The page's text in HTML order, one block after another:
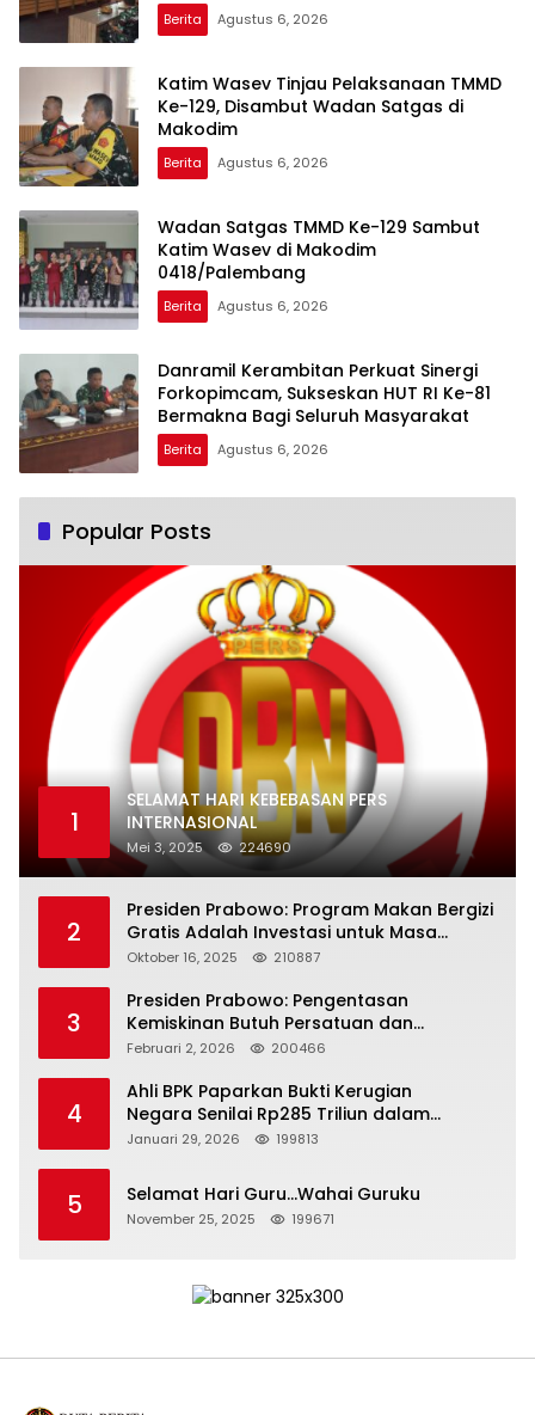
Berita Agustus 6, 2026
Katim Wasev Tinjau Pelaksanaan TMMD
Ke-129, Disambut Wadan Satgas di
Makodim
Berita Agustus 6, 2026
Wadan Satgas TMMD Ke-129 Sambut
Katim Wasev di Makodim
0418/Palembang
Berita Agustus 6, 2026
Danramil Kerambitan Perkuat Sinergi
Forkopimcam, Sukseskan HUT RI Ke-81
Bermakna Bagi Seluruh Masyarakat
Berita Agustus 6, 2026
Popular Posts
1
SELAMAT HARI KEBEBASAN PERS
INTERNASIONAL
Mei 3, 2025 224690
2
Presiden Prabowo: Program Makan Bergizi
Gratis Adalah Investasi untuk Masa
Depan Bangsa
Oktober 16, 2025 210887
3
Presiden Prabowo: Pengentasan
Kemiskinan Butuh Persatuan dan
Kepemimpinan yang Bertanggung Jawab
Februari 2, 2026 200466
4
Ahli BPK Paparkan Bukti Kerugian
Negara Senilai Rp285 Triliun dalam
Persidangan Korupsi PT Pertamina
Januari 29, 2026 199813
5 Selamat Hari Guru…Wahai Guruku
November 25, 2025 199671